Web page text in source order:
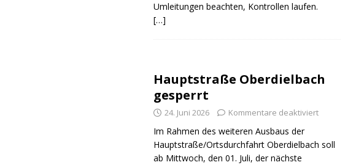
Umleitungen beachten, Kontrollen laufen.
[…]
Hauptstraße Oberdielbach
gesperrt
24. Juni 2026 Kommentare deaktiviert
Im Rahmen des weiteren Ausbaus der
Hauptstraße/Ortsdurchfahrt Oberdielbach soll
ab Mittwoch, den 01. Juli, der nächste